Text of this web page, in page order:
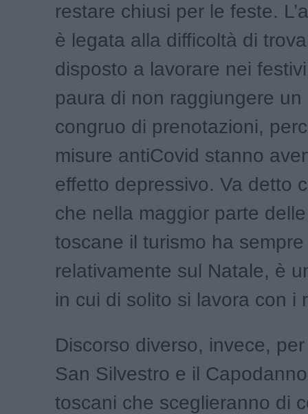
restare chiusi per le feste.
è legata alla difficoltà di
disposto a lavorare nei
paura di non raggiungere un
congruo di prenotazioni,
misure antiCovid stanno
effetto depressivo. Va detto
che nella maggior parte
toscane il turismo ha
relativamente sul Natale, è
in cui di solito si lavora con i
Discorso diverso, invece,
San Silvestro e il
toscani che sceglieranno di